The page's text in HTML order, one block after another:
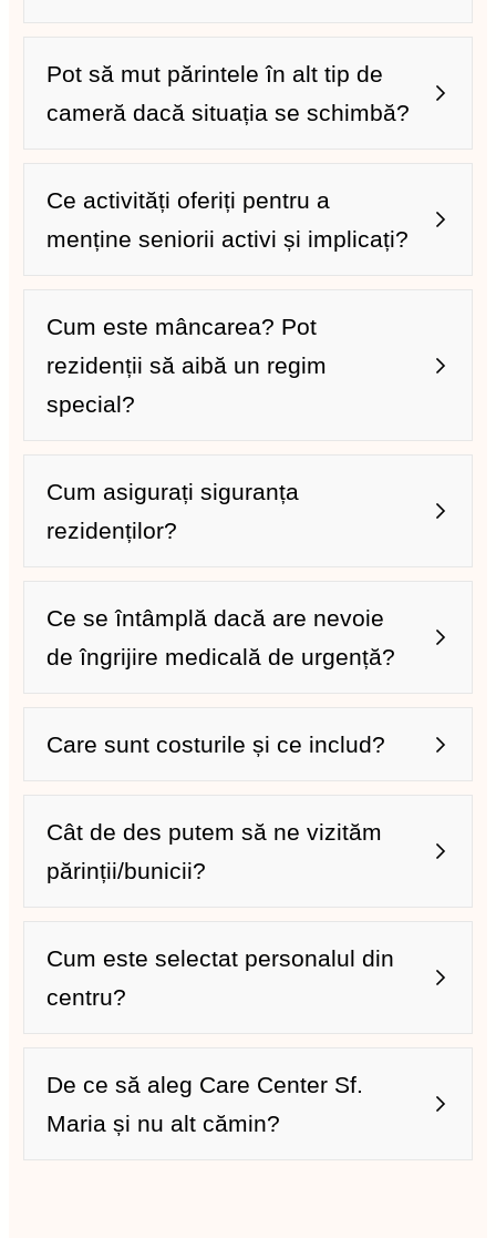
Exemplu concret:
Pot să mut părintele în alt tip de
cameră dacă situația se schimbă?
Ce activități oferiți pentru a
menține seniorii activi și implicați?
Ateliere de creație:
Club de lectură și dezbateri:
Seri de film și muzică:
Excursii ocazionale:
Cum este mâncarea? Pot
rezidenții să aibă un regim
special?
Cum asigurați siguranța
rezidenților?
Ce se întâmplă dacă are nevoie
de îngrijire medicală de urgență?
Care sunt costurile și ce includ?
Cât de des putem să ne vizităm
părinții/bunicii?
Cum este selectat personalul din
centru?
De ce să aleg Care Center Sf.
Maria și nu alt cămin?